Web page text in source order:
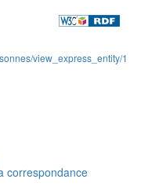
view_express_entity/1
correspondance